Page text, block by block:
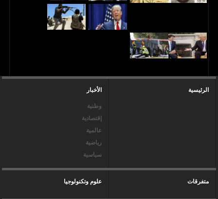
الرئيسية الأخبار
وطنية
إقتصادية
عالمية
رياضية
سياسية
متفرقات علوم وتكنولوجيا